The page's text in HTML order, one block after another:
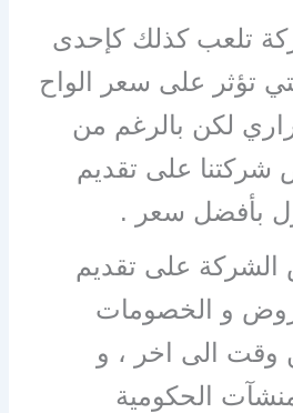
تلعب كذلك كإحدى
تؤثر على سعر الواح
لكن بالرغم من
على تقديم
بأفضل سعر .
على تقديم
و الخصومات
وقت الى اخر ، و
الحكومية